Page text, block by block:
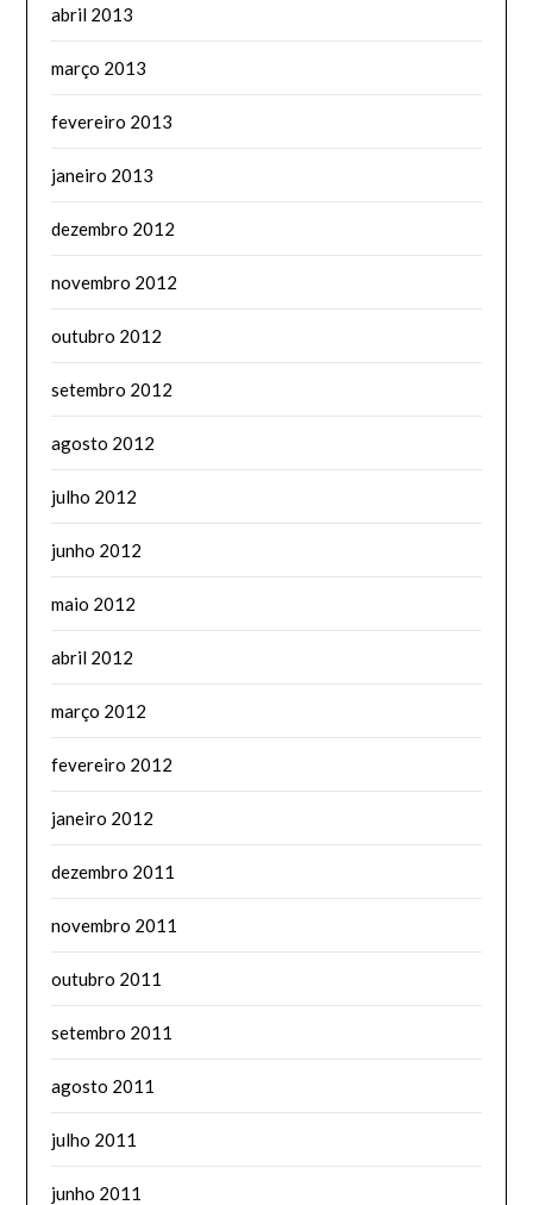
abril 2013
março 2013
fevereiro 2013
janeiro 2013
dezembro 2012
novembro 2012
outubro 2012
setembro 2012
agosto 2012
julho 2012
junho 2012
maio 2012
abril 2012
março 2012
fevereiro 2012
janeiro 2012
dezembro 2011
novembro 2011
outubro 2011
setembro 2011
agosto 2011
julho 2011
junho 2011